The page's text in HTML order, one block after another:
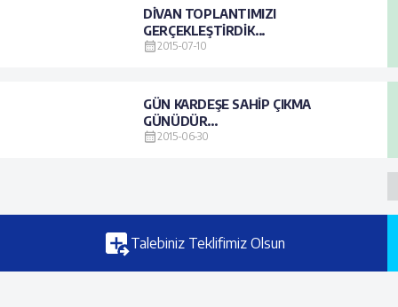
DİVAN TOPLANTIMIZI
GERÇEKLEŞTİRDİK...
2015-07-10
GÜN KARDEŞE SAHİP ÇIKMA
GÜNÜDÜR...
2015-06-30
Talebiniz Teklifimiz Olsun